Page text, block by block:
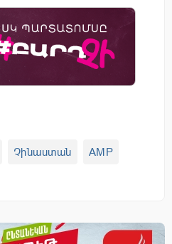
Չինաստան AMP